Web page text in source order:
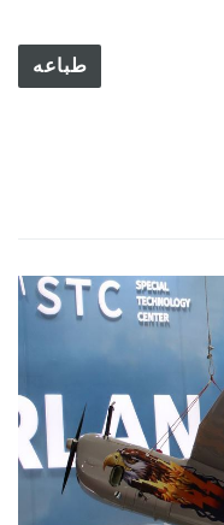
طباعه